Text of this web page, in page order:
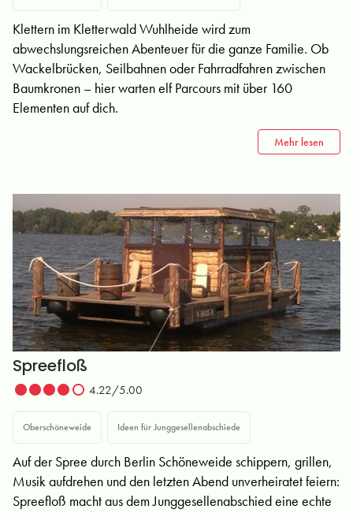
Klettern im Kletterwald Wuhlheide wird zum
abwechslungsreichen Abenteuer für die ganze Familie. Ob
Wackelbrücken, Seilbahnen oder Fahrradfahren zwischen
Baumkronen – hier warten elf Parcours mit über 160
Elementen auf dich.
Mehr lesen
Spreefloß
4.22/5.00
Oberschöneweide Ideen für Junggesellenabschiede
Auf der Spree durch Berlin Schöneweide schippern, grillen,
Musik aufdrehen und den letzten Abend unverheiratet feiern:
Spreefloß macht aus dem Junggesellenabschied eine echte